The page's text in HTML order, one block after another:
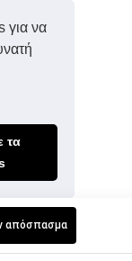
για να
τα
απόσπασμα